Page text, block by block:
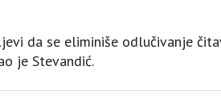
da se eliminiše odlučivanje
je Stevandić.